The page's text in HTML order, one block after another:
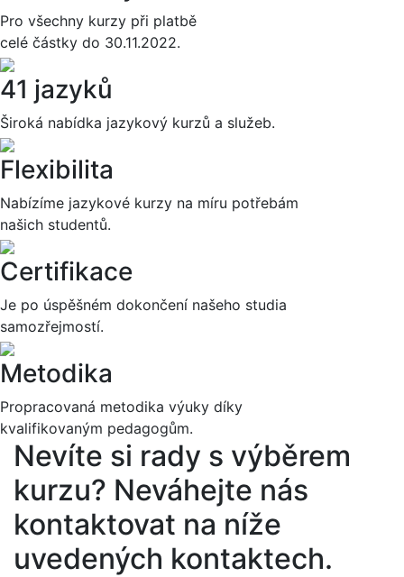
Pro všechny kurzy při platbě
celé částky do 30.11.2022.
41 jazyků
Široká nabídka jazykový kurzů a služeb.
Flexibilita
Nabízíme jazykové kurzy na míru potřebám
našich studentů.
Certifikace
Je po úspěšném dokončení našeho studia
samozřejmostí.
Metodika
Propracovaná metodika výuky díky
kvalifikovaným pedagogům.
Nevíte si rady s výběrem
kurzu? Neváhejte nás
kontaktovat na níže
uvedených kontaktech.